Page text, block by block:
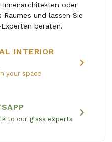
Innenarchitekten oder
und lassen Sie
beraten.
INTERIOR
your space
chevron_right
to our glass experts chevron_right